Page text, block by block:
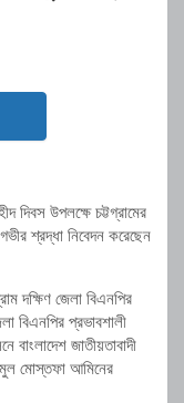
দিবস উপলক্ষে চট্টগ্রামের
শ্রদ্ধা নিবেদন করেছেন
দক্ষিণ জেলা বিএনপির
বিএনপির প্রভাবশালী
বাংলাদেশ জাতীয়তাবাদী
মোস্তফা আমিনের